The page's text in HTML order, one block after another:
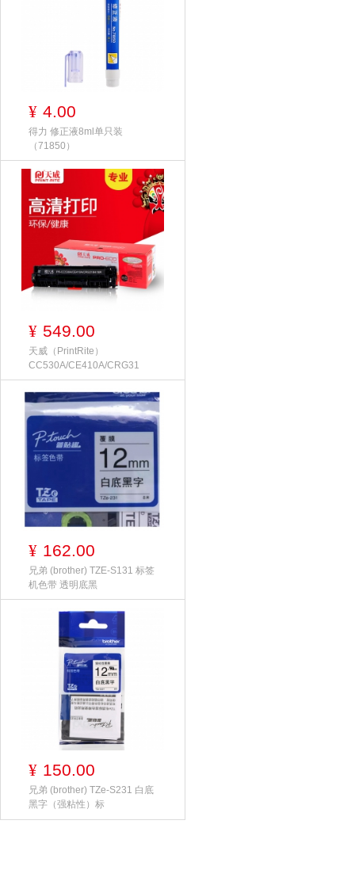
¥ 4.00
得力 修正液8ml单只装
（71850）
¥ 549.00
天威（PrintRite）
CC530A/CE410A/CRG31
¥ 162.00
兄弟 (brother) TZE-S131 标签
机色带 透明底黑
¥ 150.00
兄弟 (brother) TZe-S231 白底
黑字（强粘性）标